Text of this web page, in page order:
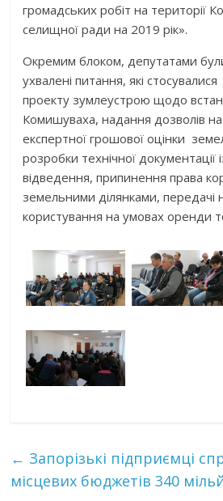
громадських робіт на території
селищної ради на 2019 рік».
Окремим блоком, депутатами
ухвалені питання, які
проекту зумлеустрою щодо
Комишуваха, надання дозволів
експертної грошової оцінки
розробки технічної документації
відведення, припинення права
земельними ділянками, передачі
користування на умовах оренди
← Запорізькі підприємці
місцевих бюджетів 340